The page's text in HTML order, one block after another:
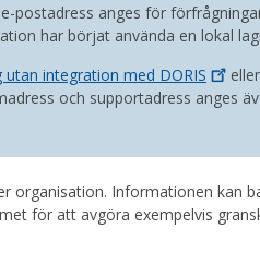
postadress anges för
har börjat använda en lokal
utan integration med DORIS
och supportadress anges
organisation. Informationen kan
för att avgöra exempelvis